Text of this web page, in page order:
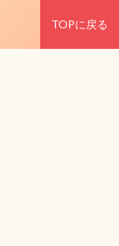
TOPに戻る